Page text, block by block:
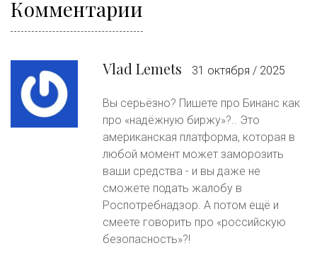
Комментарии
Vlad Lemets 31 октября / 2025
Вы серьёзно? Пишете про Бинанс как
про «надёжную биржу»?.. Это
американская платформа, которая в
любой момент может заморозить
ваши средства - и вы даже не
сможете подать жалобу в
Роспотребнадзор. А потом ещё и
смеете говорить про «российскую
безопасность»?!